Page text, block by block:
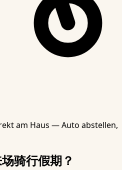
am Haus — Auto abstellen,
骑行假期？